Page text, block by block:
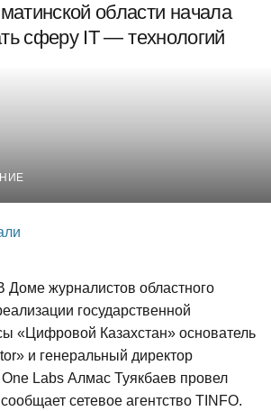
области начала
сферу IT — технологий
журналистов областного
государственной
«Цифровой Казахстан» основатель
и генеральный директор
Labs Алмас Туякбаев провел
сетевое агентство TINFO.